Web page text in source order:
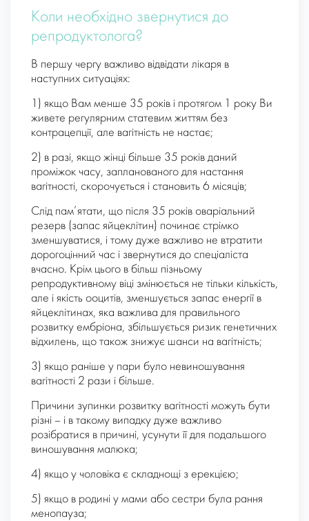
Коли необхідно звернутися до
репродуктолога?
В першу чергу важливо відвідати лікаря в
наступних ситуаціях:
1) якщо Вам менше 35 років і протягом 1 року Ви
живете регулярним статевим життям без
контрацепції, але вагітність не настає;
2) в разі, якщо жінці більше 35 років даний
проміжок часу, запланованого для настання
вагітності, скорочується і становить 6 місяців;
Слід пам’ятати, що після 35 років оваріальний
резерв (запас яйцеклітин) починає стрімко
зменшуватися, і тому дуже важливо не втратити
дорогоцінний час і звернутися до спеціаліста
вчасно. Крім цього в більш пізньому
репродуктивному віці змінюється не тільки кількість,
але і якість ооцитів, зменшується запас енергії в
яйцеклітинах, яка важлива для правильного
розвитку ембріона, збільшується ризик генетичних
відхилень, що також знижує шанси на вагітність;
3) якщо раніше у пари було невиношування
вагітності 2 рази і більше.
Причини зупинки розвитку вагітності можуть бути
різні – і в такому випадку дуже важливо
розібратися в причині, усунути її для подальшого
виношування малюка;
4) якщо у чоловіка є складнощі з ерекцією;
5) якщо в родині у мами або сестри була рання
менопауза;